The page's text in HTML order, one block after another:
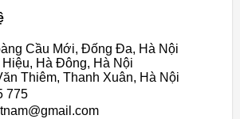
Cầu Mới, Đống Đa, Hà Nội
Hà Đông, Hà Nội
Thiêm, Thanh Xuân, Hà Nội
775